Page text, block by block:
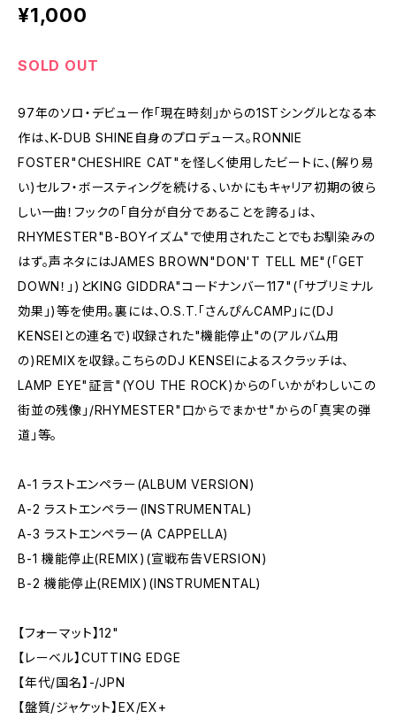
¥1,000
SOLD OUT
97年のソロ・デビュー作「現在時刻」からの1STシングルとなる本
作は、K-DUB SHINE自身のプロデュース。RONNIE
FOSTER"CHESHIRE CAT"を怪しく使用したビートに、(解り易
い)セルフ・ボースティングを続ける、いかにもキャリア初期の彼ら
しい一曲！フックの「自分が自分であることを誇る」は、
RHYMESTER"B-BOYイズム"で使用されたことでもお馴染みの
はず。声ネタにはJAMES BROWN"DON'T TELL ME"(「GET
DOWN！」)とKING GIDDRA"コードナンバー117"(「サブリミナル
効果」)等を使用。裏には、O.S.T.「さんぴんCAMP」に(DJ
KENSEIとの連名で)収録された"機能停止"の(アルバム用
の)REMIXを収録。こちらのDJ KENSEIによるスクラッチは、
LAMP EYE"証言"(YOU THE ROCK)からの「いかがわしいこの
街並の残像」/RHYMESTER"口からでまかせ"からの「真実の弾
道」等。
A-1 ラストエンペラー(ALBUM VERSION)
A-2 ラストエンペラー(INSTRUMENTAL)
A-3 ラストエンペラー(A CAPPELLA)
B-1 機能停止(REMIX)(宣戦布告VERSION)
B-2 機能停止(REMIX)(INSTRUMENTAL)
【フォーマット】12"
【レーベル】CUTTING EDGE
【年代/国名】-/JPN
【盤質/ジャケット】EX/EX+